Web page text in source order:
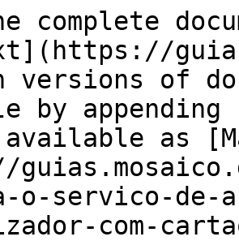
complete
versions of
by
as
o-servico-de-
com-